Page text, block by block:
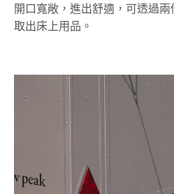
開口寬敞，進出舒適，可透過
取出床上用品。